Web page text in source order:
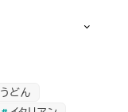
うどん